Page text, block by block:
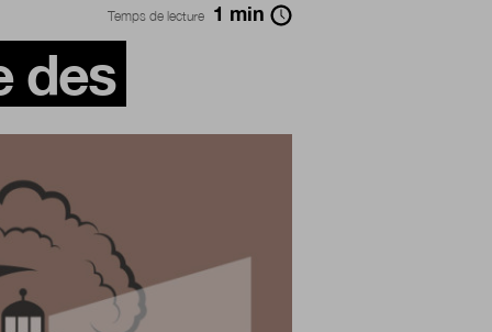
Temps de lecture 1 min
des